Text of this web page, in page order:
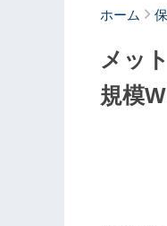
ホーム
メッ
規模